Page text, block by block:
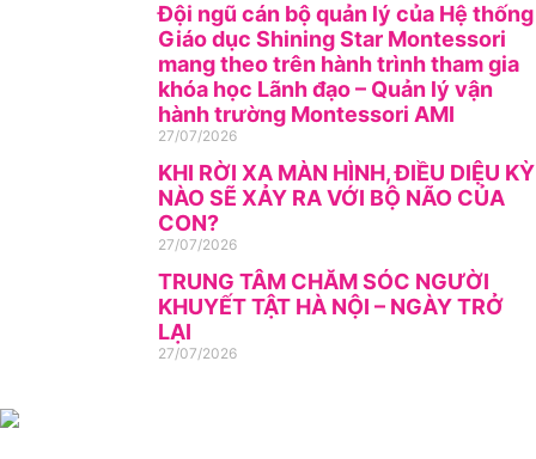
Đội ngũ cán bộ quản lý của Hệ thống
Giáo dục Shining Star Montessori
mang theo trên hành trình tham gia
khóa học Lãnh đạo – Quản lý vận
hành trường Montessori AMI
27/07/2026
KHI RỜI XA MÀN HÌNH, ĐIỀU DIỆU KỲ
NÀO SẼ XẢY RA VỚI BỘ NÃO CỦA
CON?
27/07/2026
TRUNG TÂM CHĂM SÓC NGƯỜI
KHUYẾT TẬT HÀ NỘI – NGÀY TRỞ
LẠI
27/07/2026